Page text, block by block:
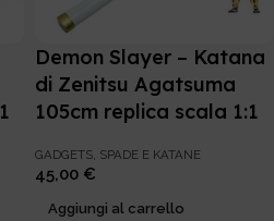
Demon Slayer – Katana
di Zenitsu Agatsuma
105cm replica scala 1:1
GADGETS, SPADE E KATANE
45,00 €
Aggiungi al carrello